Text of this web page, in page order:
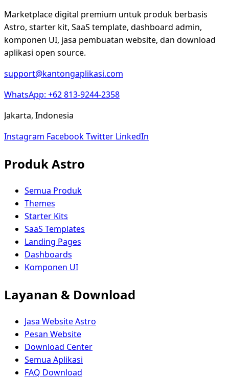
Marketplace digital premium untuk produk berbasis
Astro, starter kit, SaaS template, dashboard admin,
komponen UI, jasa pembuatan website, dan download
aplikasi open source.
support@kantongaplikasi.com
WhatsApp: +62 813-9244-2358
Jakarta, Indonesia
Instagram FacebookTwitter LinkedIn
Produk Astro
Semua Produk
Themes
Starter Kits
SaaS Templates
Landing Pages
Dashboards
Komponen UI
Layanan & Download
Jasa Website Astro
Pesan Website
Download Center
Semua Aplikasi
FAQ Download